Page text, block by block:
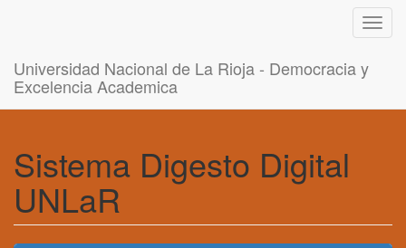
Universidad Nacional de La Rioja - Democracia y
Excelencia Academica
Sistema Digesto Digital
UNLaR